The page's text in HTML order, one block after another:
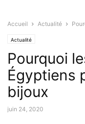
Accueil Actualité
Actualité
Pourquoi
Égyptiens
bijoux
juin 24, 2020